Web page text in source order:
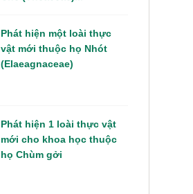
Phát hiện một loài thực
vật mới thuộc họ Nhót
(Elaeagnaceae)
Phát hiện 1 loài thực vật
mới cho khoa học thuộc
họ Chùm gởi